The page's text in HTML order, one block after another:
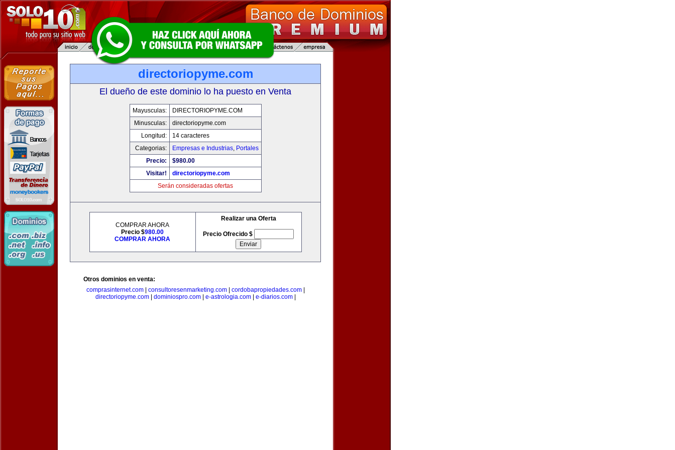
directoriopyme.com
El dueño de este dominio lo ha puesto en Venta
Mayusculas:
DIRECTORIOPYME.COM
Minusculas:
directoriopyme.com
Longitud:
14 caracteres
Categorias:
Empresas e Industrias, Portales
Precio:
$980.00
Visitar!
directoriopyme.com
Serán consideradas ofertas
COMPRAR AHORA
Precio $980.00
COMPRAR AHORA
Realizar una Oferta
Precio Ofrecido $
Otros dominios en venta:
comprasinternet.com| consultoresenmarketing.com| cordobapropiedades.com|
directoriopyme.com| dominiospro.com| e-astrologia.com| e-diarios.com|